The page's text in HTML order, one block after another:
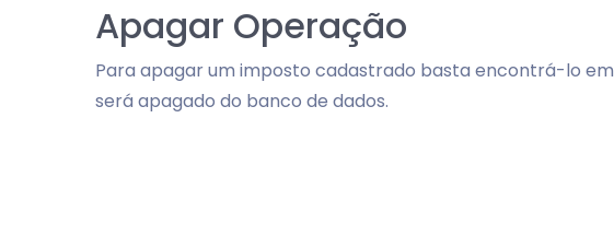
Apagar Operação
Para apagar um imposto cadastrado basta encontrá-lo em
será apagado do banco de dados.